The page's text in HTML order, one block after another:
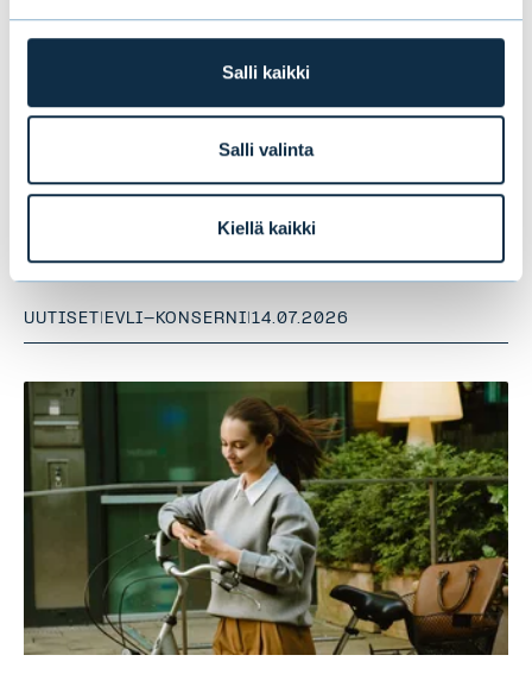
Salli kaikki
Salli valinta
Kiellä kaikki
Evlin puolivuosikatsaus 1–6/2026:
Vakaata kasvua ensimmäisellä
vuosipuoliskolla
UUTISET | EVLI-KONSERNI|14.07.2026